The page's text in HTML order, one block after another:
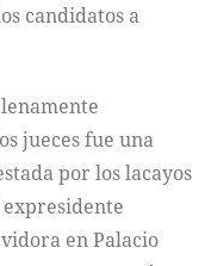
candidatos a
jueces fue una
por los lacayos
en Palacio